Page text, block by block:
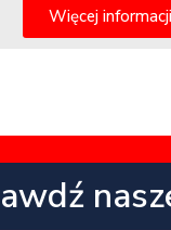
Więcej informacji